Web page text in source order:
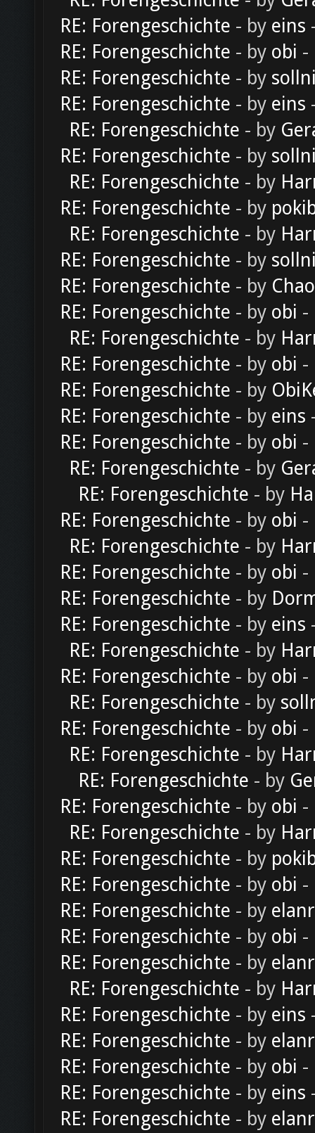
RE: Forengeschichte - by eins
RE: Forengeschichte - by obi -
RE: Forengeschichte - by
RE: Forengeschichte - by eins
RE: Forengeschichte - by
RE: Forengeschichte - by
RE: Forengeschichte - by
RE: Forengeschichte - by
RE: Forengeschichte - by
RE: Forengeschichte - by
RE: Forengeschichte - by
RE: Forengeschichte - by obi -
RE: Forengeschichte - by
RE: Forengeschichte - by obi -
RE: Forengeschichte - by
RE: Forengeschichte - by eins
RE: Forengeschichte - by obi -
RE: Forengeschichte - by
RE: Forengeschichte - by
RE: Forengeschichte - by obi -
RE: Forengeschichte - by
RE: Forengeschichte - by obi -
RE: Forengeschichte - by
RE: Forengeschichte - by eins
RE: Forengeschichte - by
RE: Forengeschichte - by obi -
RE: Forengeschichte - by
RE: Forengeschichte - by obi -
RE: Forengeschichte - by
RE: Forengeschichte - by
RE: Forengeschichte - by obi -
RE: Forengeschichte - by
RE: Forengeschichte - by
RE: Forengeschichte - by obi -
RE: Forengeschichte - by
RE: Forengeschichte - by obi -
RE: Forengeschichte - by
RE: Forengeschichte - by
RE: Forengeschichte - by eins
RE: Forengeschichte - by
RE: Forengeschichte - by obi -
RE: Forengeschichte - by eins
RE: Forengeschichte - by